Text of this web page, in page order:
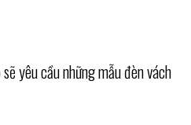
yêu cầu những mẫu đèn vách